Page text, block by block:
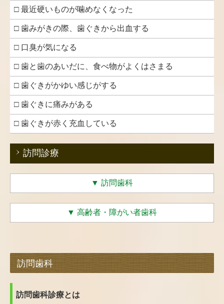
□ 最近硬いものが噛めなくなった
□ 歯みがきの際、歯ぐきから出血する
□ 口臭が気になる
□ 歯と歯のあいだに、食べ物がよくはさまる
□ 歯ぐきがかゆい感じがする
□ 歯ぐきに痛みがある
□ 歯ぐきが赤く充血している
訪問診療
▼ 訪問歯科
▼ 高齢者・障がい者歯科
訪問歯科
訪問歯科診療とは